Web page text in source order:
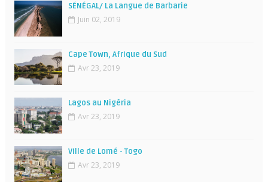
SÉNÉGAL/ La Langue de Barbarie
Juin 02, 2019
Cape Town, Afrique du Sud
Avr 23, 2019
Lagos au Nigéria
Avr 23, 2019
Ville de Lomé - Togo
Avr 23, 2019